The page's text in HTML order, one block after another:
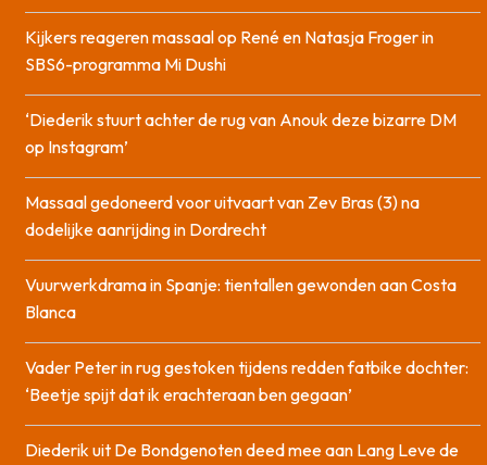
Kijkers reageren massaal op René en Natasja Froger in
SBS6-programma Mi Dushi
‘Diederik stuurt achter de rug van Anouk deze bizarre DM
op Instagram’
Massaal gedoneerd voor uitvaart van Zev Bras (3) na
dodelijke aanrijding in Dordrecht
Vuurwerkdrama in Spanje: tientallen gewonden aan Costa
Blanca
Vader Peter in rug gestoken tijdens redden fatbike dochter:
‘Beetje spijt dat ik erachteraan ben gegaan’
Diederik uit De Bondgenoten deed mee aan Lang Leve de